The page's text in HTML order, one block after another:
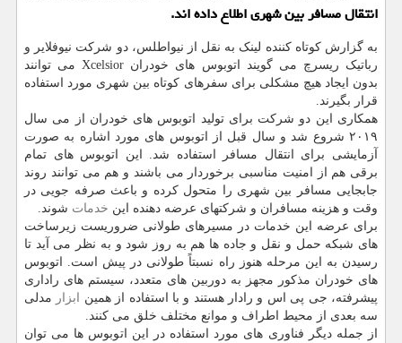
انتقال مسافر بین شهری اطلاع داده اند.
به گزارش کوتاه کننده لینک به نقل از نیواطلس، دو شرکت نیوفلایر و
رباتیک ریسرچ می گویند اتوبوس های خودران Xcelsior می توانند
بدون ایجاد هیچ مشکلی برای سفرهای کوتاه بین شهری مورد استفاده
قرار بگیرند.
همکاری این دو شرکت برای تولید اتوبوس های خودران از می سال
۲۰۱۹ شروع شد و سال قبل از اتوبوس های مورد اشاره به صورت
آزمایشی برای انتقال مسافر استفاده شد. این اتوبوس های تمام
برقی هم از امنیت مناسبی برخوردار می باشند و هم می توانند روند
جابجایی مسافر بین شهری را متحول کرده و باعث صرفه جویی در
وقت و هزینه مسافران و شرکتهای عرضه دهنده این خدمات شوند.
برای عرضه این خدمات در مسیرهای طولانی ضروریست زیرساخت
های شبکه حمل و نقل و جاده ها هم به روز شود و به نظر می آید تا
رسیدن به این مرحله هنوز راه نسبتاً طولانی در پیش است. اتوبوس
های خودران مذکور مجهز به دوربین های متعدد، سیستم های راداری
پیشرفته، جی پی اس و رادار هستند و با استفاده از همین ابزار مدلی
سه بعدی از محیط اطراف و موانع مختلف خلق می کنند.
از جمله دیگر فناوری های مورد استفاده در این اتوبوس ها می توان